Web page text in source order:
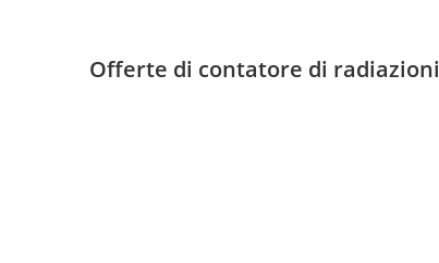
Offerte di contatore di radiazioni